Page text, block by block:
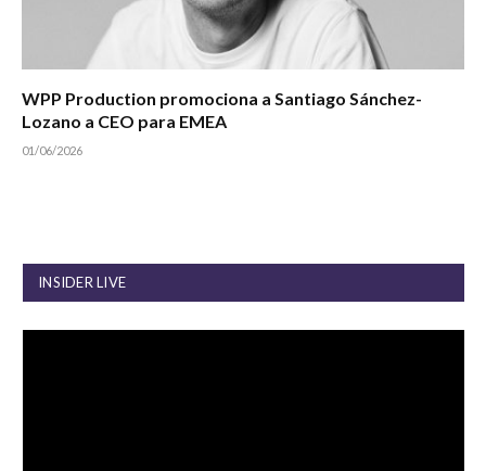
WPP Production promociona a Santiago Sánchez-
Lozano a CEO para EMEA
01/06/2026
INSIDER LIVE